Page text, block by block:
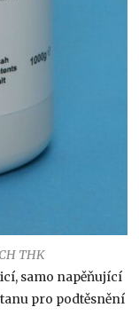
THK
samo napěňující
pro podtěsnění